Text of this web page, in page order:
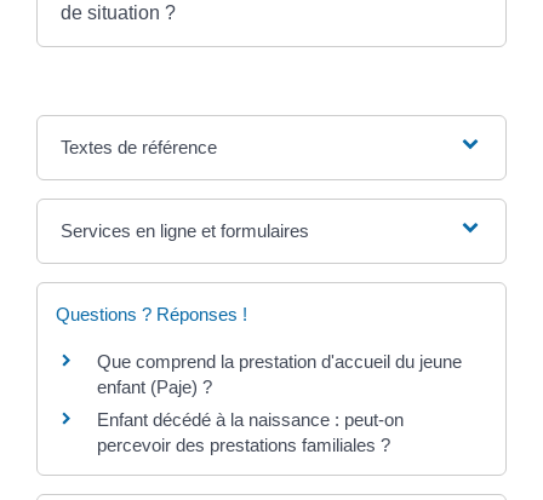
de situation ?
Textes de référence
Services en ligne et formulaires
Questions ? Réponses !
Que comprend la prestation d'accueil du jeune
enfant (Paje) ?
Enfant décédé à la naissance : peut-on
percevoir des prestations familiales ?